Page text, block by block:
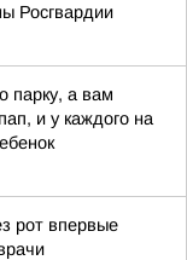
Росгвардии
парку, а вам
и у каждого на
рот впервые